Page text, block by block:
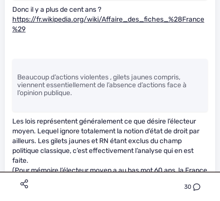
30
Donc il y a plus de cent ans ?
https://fr.wikipedia.org/wiki/Affaire_des_fiches_%28France
%29
Beaucoup d’actions violentes , gilets jaunes compris,
viennent essentiellement de l’absence d’actions face à
l’opinion publique.
Les lois représentent généralement ce que désire l’électeur
moyen. Lequel ignore totalement la notion d’état de droit par
ailleurs. Les gilets jaunes et RN étant exclus du champ
politique classique, c’est effectivement l’analyse qui en est
faite.
(Pour mémoire l’électeur moyen a au bas mot 60 ans, la France
est une gérontocratie de boomers)